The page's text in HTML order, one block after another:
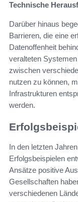
Technische
Darüber hinaus
Barrieren, die eine
Datenoffenheit
veralteten
zwischen
nutzen zu können,
Infrastrukturen
werden.
In den letzten
Erfolgsbeispielen
Ansätze positive
Gesellschaften
verschiedenen